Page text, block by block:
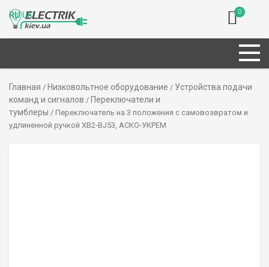
0
Главная / Низковольтное оборудование / Устройства подачи
команд и сигналов / Переключатели и
тумблеры / Переключатель на 3 положения с самовозвратом и
удлиненной ручкой XB2-BJ53, АСКО-УКРЕМ
RUUK